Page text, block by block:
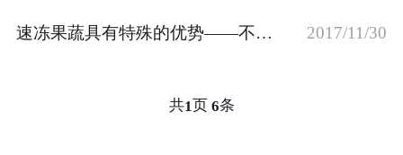
速冻果蔬具有特殊的优势——不容错过 2017/11/30
共1页 6条